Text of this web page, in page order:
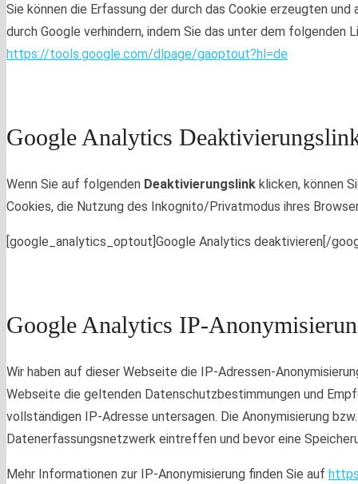
Sie können die Erfassung der durch das Cookie erzeugten
durch Google verhindern, indem Sie das unter dem folgenden
https://tools.google.com/dlpage/gaoptout?hl=de
Google Analytics
Wenn Sie auf folgenden Deaktivierungslink klicken, können
Cookies, die Nutzung des Inkognito/Privatmodus ihres
[google_analytics_optout]Google Analytics deaktivieren[/
Google Analytics IP-
Wir haben auf dieser Webseite die IP-Adressen-
Webseite die geltenden Datenschutzbestimmungen und
vollständigen IP-Adresse untersagen. Die Anonymisierung
Datenerfassungsnetzwerk eintreffen und bevor eine
Mehr Informationen zur IP-Anonymisierung finden Sie auf